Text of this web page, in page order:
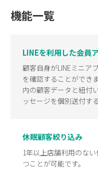
機能一覧
LINEを利用した会員
顧客自身がLINEミニア
を確認することができ
内の顧客データと紐付
ッセージを個別送付す
休眠顧客絞り込み
1年以上店舗利用のな
つことが可能です。